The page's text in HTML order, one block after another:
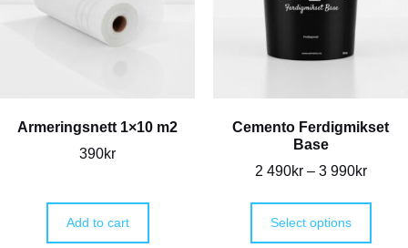
Armeringsnett 1×10 m2
390kr
Add to cart
Cemento Ferdigmikset
Base
2 490kr – 3 990kr
Select options